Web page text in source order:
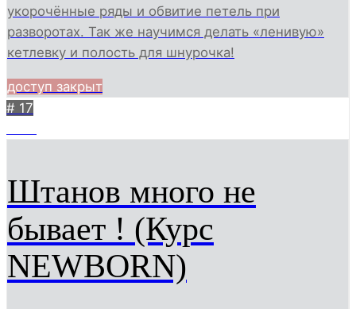
укорочённые ряды и обвитие петель при
разворотах. Так же научимся делать «ленивую»
кетлевку и полость для шнурочка!
доступ закрыт
# 17
Штанов много не
бывает ! (Курс
NEWBORN)